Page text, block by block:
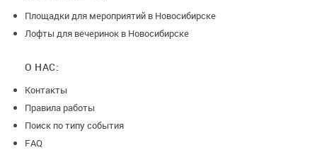
Площадки для мероприятий в Новосибирске
Лофты для вечеринок в Новосибирске
О НАС:
Контакты
Правила работы
Поиск по типу события
FAQ